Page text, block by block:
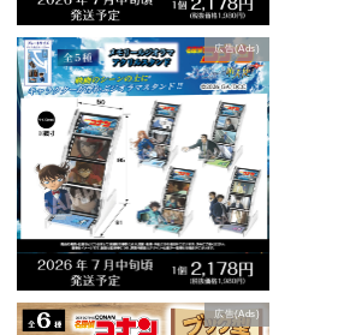
広告(Ads)
広告(Ads)